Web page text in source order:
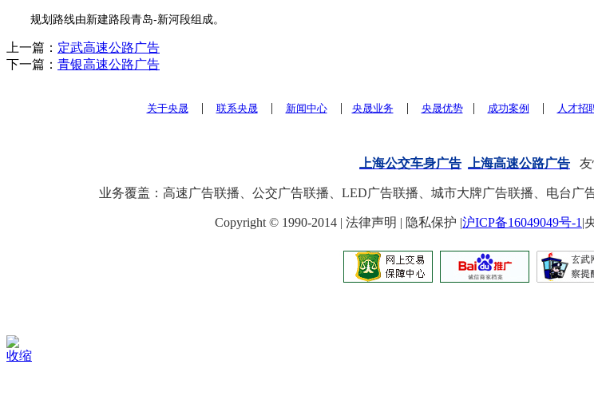
规划路线由新建路段青岛-新河段组成。
上一篇： 定武高速公路广告
下一篇： 青银高速公路广告
关于央晟| 联系央晟| 新闻中心| 央晟业务| 央晟优势| 成功案例 | 人才招
上海公交车身广告 上海高速公路广告
业务覆盖：高速广告联播、公交广告联播、LED广告联播、城市大牌广告联播、电台广
Copyright © 1990-2014 | 法律声明 | 隐私保护 |沪ICP备16049049号-1 |
收缩